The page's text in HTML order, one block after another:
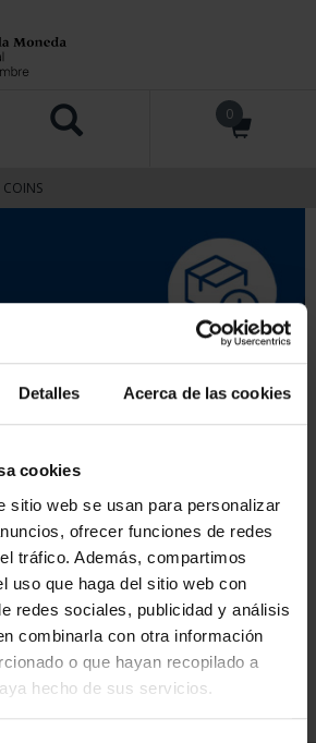
Detalles Acerca de las cookies
cookies
sitio web se usan para personalizar
ofrecer funciones de redes
tráfico. Además, compartimos
uso que haga del sitio web con
redes sociales, publicidad y análisis
combinarla con otra información
o que hayan recopilado a
hecho de sus servicios.
0
COINS
REFINE